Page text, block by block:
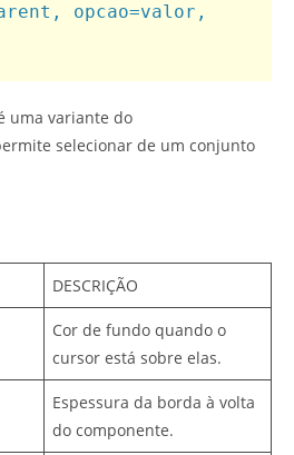
opcao=valor,
uma variante do
selecionar de um conjunto
DESCRIÇÃO
Cor de fundo quando o
cursor está sobre elas.
Espessura da borda à volta
do componente.